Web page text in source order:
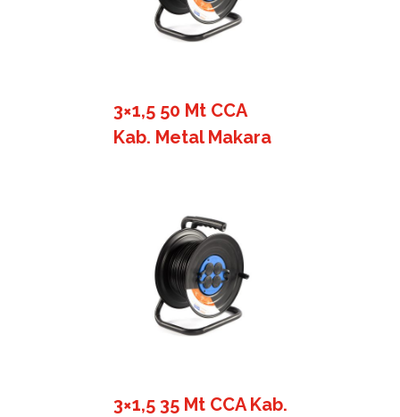
3×1,5 50 Mt CCA
Kab. Metal Makara
3×1,5 35 Mt CCA Kab.